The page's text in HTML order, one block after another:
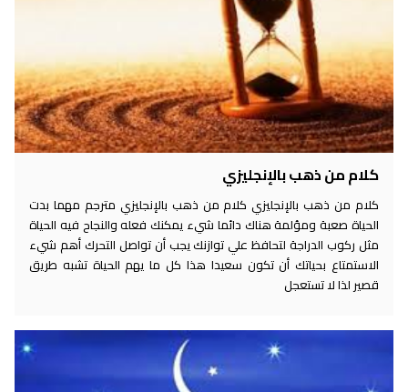
كلام من ذهب بالإنجليزي
كلام من ذهب بالإنجليزي كلام من ذهب بالإنجليزي مترجم مهما بدت
الحياة صعبة ومؤلمة هناك دائما شيء يمكنك فعله والنجاح فيه الحياة
مثل ركوب الدراجة لتحافظ علي توازنك يجب أن تواصل التحرك أهم شيء
الاستمتاع بحياتك أن تكون سعيدا هذا كل ما يهم الحياة تشبه طريق
قصير لذا لا تستعجل